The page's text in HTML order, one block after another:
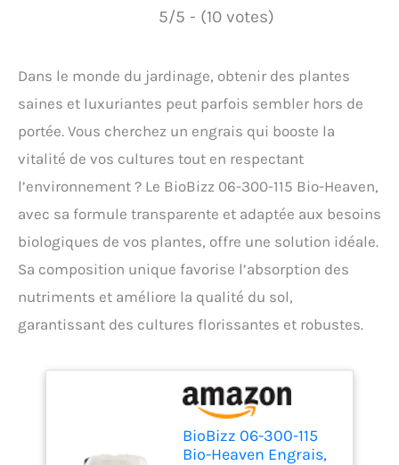
5/5 - (10 votes)
Dans le monde du jardinage, obtenir des plantes
saines et luxuriantes peut parfois sembler hors de
portée. Vous cherchez un engrais qui booste la
vitalité de vos cultures tout en respectant
l’environnement ? Le BioBizz 06-300-115 Bio-Heaven,
avec sa formule transparente et adaptée aux besoins
biologiques de vos plantes, offre une solution idéale.
Sa composition unique favorise l’absorption des
nutriments et améliore la qualité du sol,
garantissant des cultures florissantes et robustes.
BioBizz 06-300-115
Bio-Heaven Engrais,